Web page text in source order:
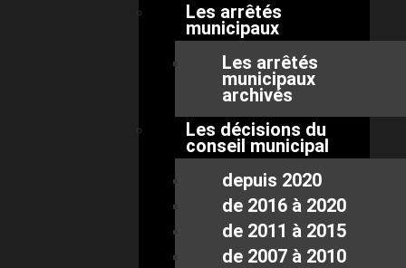
Les arrêtés
municipaux
Les arrêtés
municipaux
archivés
Les décisions du
conseil municipal
depuis 2020
de 2016 à 2020
de 2011 à 2015
de 2007 à 2010